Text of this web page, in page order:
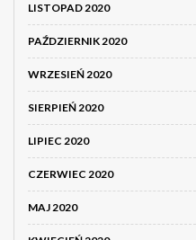
LISTOPAD 2020
PAŹDZIERNIK 2020
WRZESIEŃ 2020
SIERPIEŃ 2020
LIPIEC 2020
CZERWIEC 2020
MAJ 2020